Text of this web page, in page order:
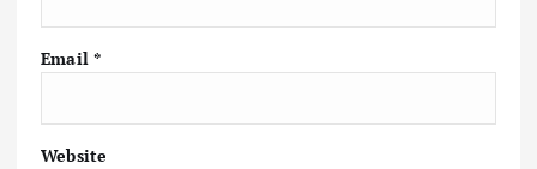
Email *
Website